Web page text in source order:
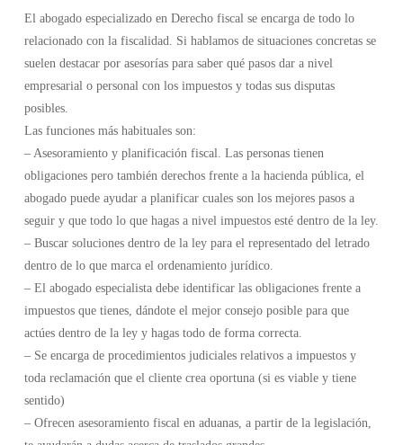
El abogado especializado en Derecho fiscal se encarga de todo lo
relacionado con la fiscalidad. Si hablamos de situaciones concretas se
suelen destacar por asesorías para saber qué pasos dar a nivel
empresarial o personal con los impuestos y todas sus disputas
posibles.
Las funciones más habituales son:
– Asesoramiento y planificación fiscal. Las personas tienen
obligaciones pero también derechos frente a la hacienda pública, el
abogado puede ayudar a planificar cuales son los mejores pasos a
seguir y que todo lo que hagas a nivel impuestos esté dentro de la ley.
– Buscar soluciones dentro de la ley para el representado del letrado
dentro de lo que marca el ordenamiento jurídico.
– El abogado especialista debe identificar las obligaciones frente a
impuestos que tienes, dándote el mejor consejo posible para que
actúes dentro de la ley y hagas todo de forma correcta.
– Se encarga de procedimientos judiciales relativos a impuestos y
toda reclamación que el cliente crea oportuna (si es viable y tiene
sentido)
– Ofrecen asesoramiento fiscal en aduanas, a partir de la legislación,